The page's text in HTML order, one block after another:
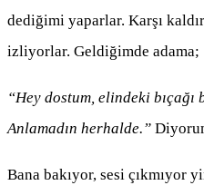
dediğimi yaparlar. Karşı
izliyorlar. Geldiğimde adama;
“Hey dostum, elindeki bıçağı
Anlamadın herhalde.”
Bana bakıyor, sesi çıkmıyor